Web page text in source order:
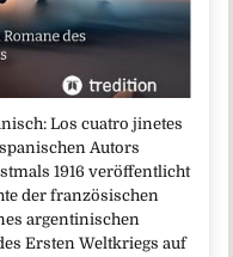
Los cuatro jinetes
Autors
1916 veröffentlicht
der französischen
argentinischen
Ersten Weltkriegs auf